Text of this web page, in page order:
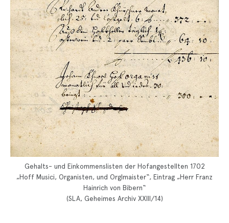
Gehalts- und Einkommenslisten der Hofangestellten 1702
„Hoff Musici, Organisten, und Orglmaister“, Eintrag „Herr Franz
Hainrich von Bibern“
(SLA, Geheimes Archiv XXIII/14)